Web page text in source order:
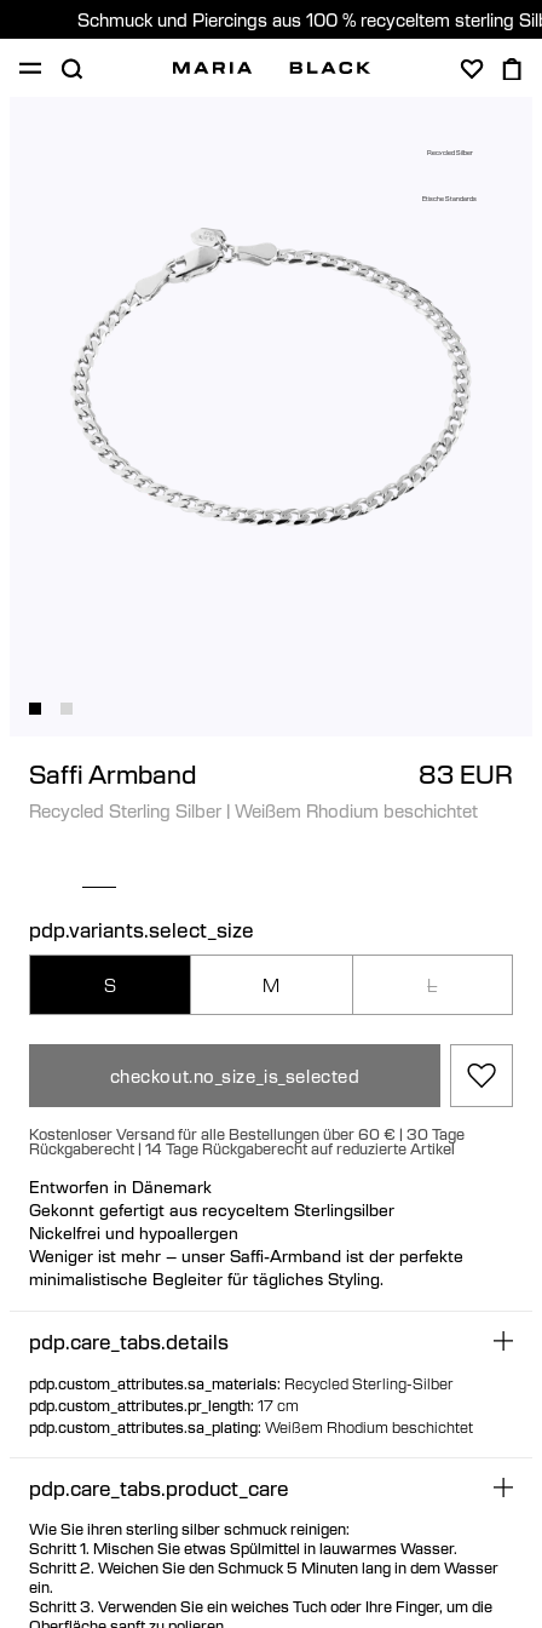
Schmuck und Piercings aus 100 % recyceltem sterling
Germany (Deutsch)
Recycled Silber
Etische Standards
Saffi Armband 83 EUR
Recycled Sterling Silber | Weißem Rhodium beschichtet
pdp.variants.select_size
S M L
checkout.no_size_is_selected
Kostenloser Versand für alle Bestellungen über 60 € | 30 Tage
Rückgaberecht | 14 Tage Rückgaberecht auf reduzierte Artikel
Entworfen in Dänemark
Gekonnt gefertigt aus recyceltem Sterlingsilber
Nickelfrei und hypoallergen
Weniger ist mehr – unser Saffi-Armband ist der perfekte
minimalistische Begleiter für tägliches Styling.
pdp.care_tabs.details
pdp.custom_attributes.sa_materials: Recycled Sterling-Silber
pdp.custom_attributes.pr_length: 17 cm
pdp.custom_attributes.sa_plating: Weißem Rhodium beschichtet
pdp.care_tabs.product_care
Wie Sie ihren sterling silber schmuck reinigen:
Schritt 1. Mischen Sie etwas Spülmittel in lauwarmes Wasser.
Schritt 2. Weichen Sie den Schmuck 5 Minuten lang in dem Wasser
ein.
Schritt 3. Verwenden Sie ein weiches Tuch oder Ihre Finger, um die